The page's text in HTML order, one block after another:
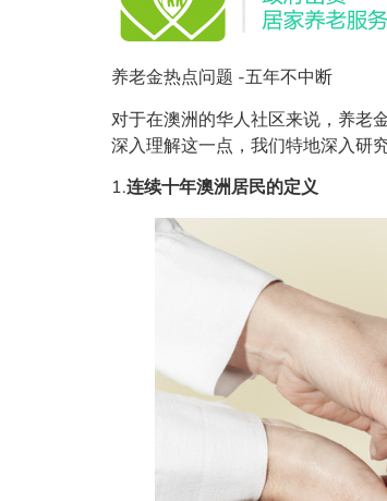
养老金热点问题 -五年不中断
对于在澳洲的华人社区来说，养老
深入理解这一点，我们特地深入研
1.连续十年澳洲居民的定义